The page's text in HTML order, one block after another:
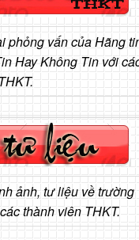
phỏng vấn của Hãng
Hay Không Tin với
ảnh, tư liệu về trường
thành viên THKT.